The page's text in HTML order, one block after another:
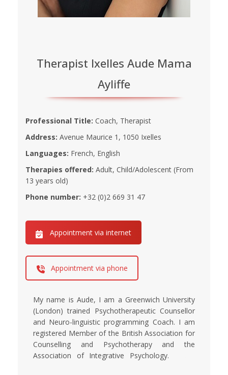
Therapist Ixelles Aude Mama
Ayliffe
Professional Title: Coach, Therapist
Address: Avenue Maurice 1, 1050 Ixelles
Languages: French, English
Therapies offered: Adult, Child/Adolescent (From
13 years old)
Phone number: +32 (0)2 669 31 47
Appointment via internet
Appointment via phone
My name is Aude, I am a Greenwich University
(London) trained Psychotherapeutic Counsellor
and Neuro-linguistic programming Coach. I am
registered Member of the British Association for
Counselling and Psychotherapy and the
Association of Integrative Psychology.